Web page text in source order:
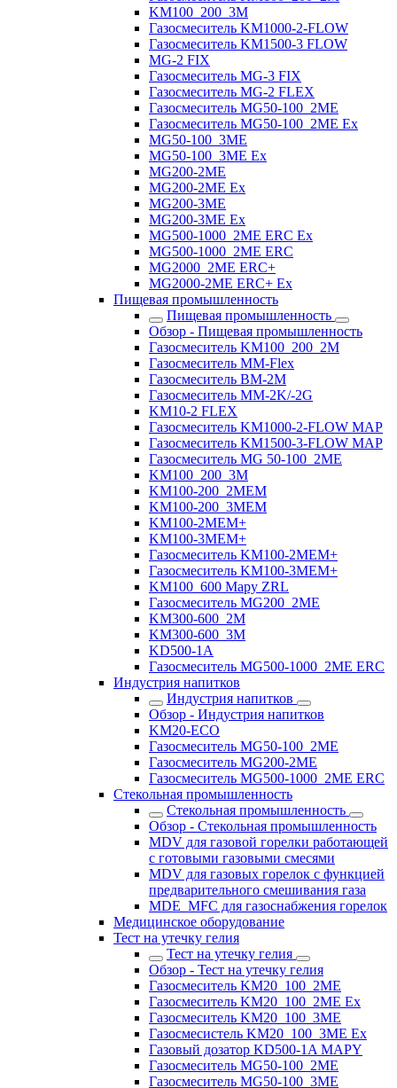
KM100_200_3M
Газосмеситель KM1000-2-FLOW
Газосмеситель KM1500-3 FLOW
MG-2 FIX
Газосмеситель MG-3 FIX
Газосмеситель MG-2 FLEX
Газосмеситель MG50-100_2ME
Газосмеситель MG50-100_2ME Ex
MG50-100_3ME
MG50-100_3ME Ex
MG200-2ME
MG200-2ME Ex
MG200-3ME
MG200-3ME Ex
MG500-1000_2ME ERC Ex
MG500-1000_2ME ERC
MG2000_2ME ERC+
MG2000-2ME ERC+ Ex
Пищевая промышленность
Пищевая промышленность
Обзор - Пищевая промышленность
Газосмеситель KM100_200_2M
Газосмеситель ММ-Flex
Газосмеситель BM-2M
Газосмеситель MM-2K/-2G
KM10-2 FLEX
Газосмеситель KM1000-2-FLOW MAP
Газосмеситель KM1500-3-FLOW MAP
Газосмеситель MG 50-100_2ME
KM100_200_3M
KM100-200_2MEM
KM100-200_3MEM
KM100-2MEM+
KM100-3MEM+
Газосмеситель KM100-2MEM+
Газосмеситель KM100-3MEM+
KM100_600 Mapy ZRL
Газосмеситель MG200_2ME
KM300-600_2M
KM300-600_3M
KD500-1A
Газосмеситель MG500-1000_2ME ERC
Индустрия напитков
Индустрия напитков
Обзор - Индустрия напитков
KM20-ECO
Газосмеситель MG50-100_2ME
Газосмеситель MG200-2ME
Газосмеситель MG500-1000_2ME ERC
Стекольная промышленность
Стекольная промышленность
Обзор - Стекольная промышленность
MDV для газовой горелки работающей
с готовыми газовыми смесями
MDV для газовых горелок с функцией
предварительного смешивания газа
MDE_MFC для газоснабжения горелок
Медицинское оборудование
Тест на утечку гелия
Тест на утечку гелия
Обзор - Тест на утечку гелия
Газосмеситель KM20_100_2ME
Газосмеситель KM20_100_2ME Ex
Газосмеситель KM20_100_3ME
Газосмесистель KM20_100_3ME Ex
Газовый дозатор KD500-1A MAPY
Газосмеситель MG50-100_2ME
Газосмеситель MG50-100_3ME